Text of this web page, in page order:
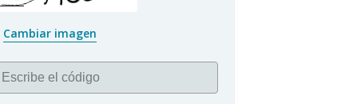
Cambiar imagen
Escribe el código